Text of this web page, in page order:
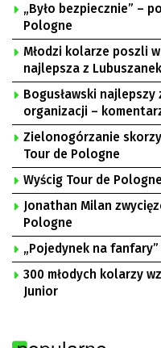
„Było bezpiecznie” –
Pologne
Młodzi kolarze poszli
najlepsza z
Bogusławski
organizacji –
Zielonogórzanie
Tour de Pologne
Wyścig Tour de
Jonathan Milan
Pologne
„Pojedynek na
300 młodych kolarzy
Junior